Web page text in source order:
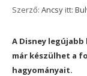
Szerző: Ancsy itt:
A Disney legújabb
már készülhet a
hagyományait.